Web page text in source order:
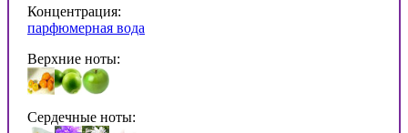
Концентрация:
парфюмерная вода
Верхние ноты:
Сердечные ноты: